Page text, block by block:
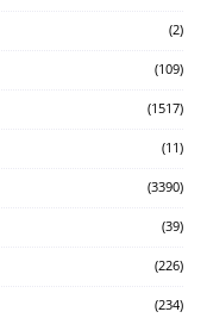
(2)
(109)
(1517)
(11)
(3390)
(39)
(226)
(234)